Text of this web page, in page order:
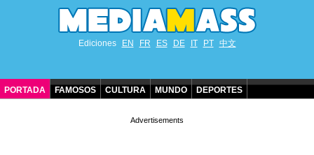
Ediciones EN FR ES DE IT PT 中文
PORTADA FAMOSOS CULTURA MUNDO DEPORTES